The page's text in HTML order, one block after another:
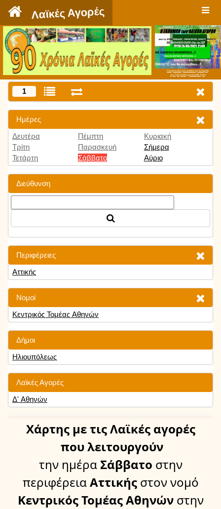
Λαϊκές Αγορές
Πατήστε εδώ για να δείτε την εκπομπή
την Τρίτη 9:00 μμ και κάθε Τρίτη
1
Ημέρες
Δευτέρα
Τρίτη
Τετάρτη
Πέμπτη
Παρασκευή
Σάββατο
Κυριακή
Σήμερα
Αύριο
Διεύθυνση
Περιφέρειες
Αττικής
Νομοί
Κεντρικός Τομέας Αθηνών
Δήμοι
Ηλιουπόλεως
Λαϊκές Αγορές
Δ' Αθηνών
Χάρτης με τις Λαϊκές αγορές
που λειτουργούν
την ημέραΣάββατο στην
περιφέρειαΑττικής στον νομό
Κεντρικός Τομέας Αθηνών στην